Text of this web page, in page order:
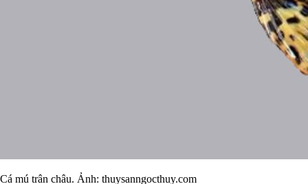
Cá mú trân châu. Ảnh: thuysanngocthuy.com